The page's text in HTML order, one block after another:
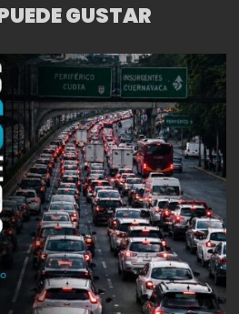
GUSTAR